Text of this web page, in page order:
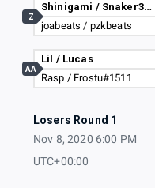
Shinigami / Snaker306
joabeats / pzkbeats
Z
Lil / Lucas
Rasp / Frostu#1511
AA
Losers Round 1
Nov 8, 2020 6:00 PM
UTC+00:00